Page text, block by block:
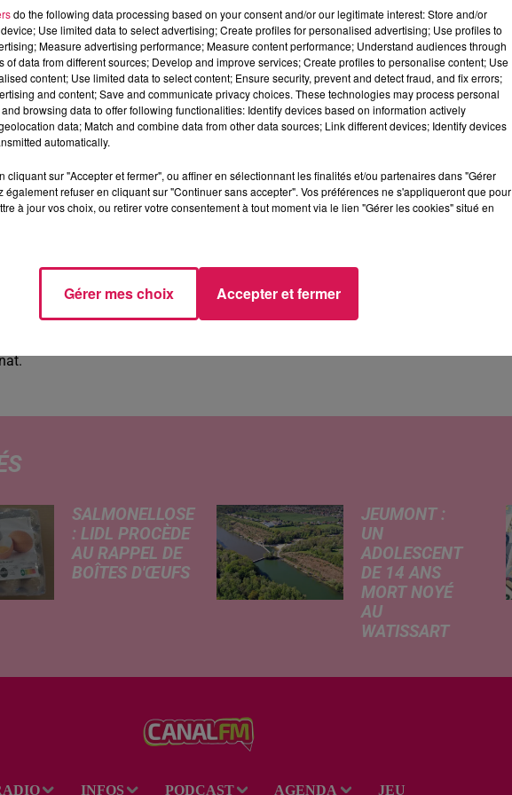
en NF1. Tout est jouable pour atteindre, pourquoi pas,
AULNOYE AS81- 48
WITTENHEIM BASKET FEMININ73- 59
AS 67 -59
en Coupe de France (rencontre le 3 novembre prochain à
de Charnay. On a en tout cas hâte de voir comment va se
SALMONELLOSE
: LIDL PROCÈDE
AU RAPPEL DE
BOÎTES D'ŒUFS
l'enseigne Lidl
plusieurs lots
d'œufs vendus par
Une...
JEUMONT :
UN
ADOLESCENT
DE 14 ANS
MORT NOYÉ
AU
WATISSART
informations
INFOS PODCAST AGENDA JEU
do the following data processing based on your consent and/or our legitimate interest: Store and/or
Use limited data to select advertising; Create profiles for personalised advertising; Use profiles to
Measure advertising performance; Measure content performance; Understand audiences through
of data from different sources; Develop and improve services; Create profiles to personalise content; Use
content; Use limited data to select content; Ensure security, prevent and detect fraud, and fix errors;
and content; Save and communicate privacy choices. These technologies may process personal
browsing data to offer following functionalities: Identify devices based on information actively
data; Match and combine data from other data sources; Link different devices; Identify devices
automatically.
cliquant sur "Accepter et fermer", ou affiner en sélectionnant les finalités et/ou partenaires dans "Gérer
également refuser en cliquant sur "Continuer sans accepter". Vos préférences ne s'appliqueront que pour
à jour vos choix, ou retirer votre consentement à tout moment via le lien "Gérer les cookies" situé en
Gérer mes choix Accepter et fermer